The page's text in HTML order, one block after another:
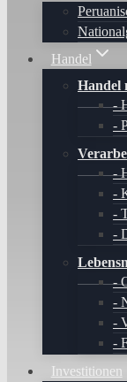
Handel
Handel
Investitionen